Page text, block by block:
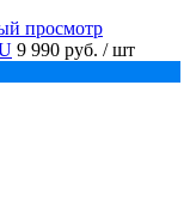
просмотр
9 990 руб. / шт